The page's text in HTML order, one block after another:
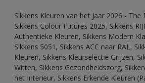
Sikkens Kleuren van het Jaar 2026 -
Sikkens Colour Futures 2025, Sikkens
Authentieke Kleuren, Sikkens Modern
Sikkens 5051, Sikkens ACC naar RAL,
Kleuren, Sikkens Kleurselectie Grijzen,
Witten, Sikkens Gezondheidszorg,
het Interieur, Sikkens Erkende Kleuren